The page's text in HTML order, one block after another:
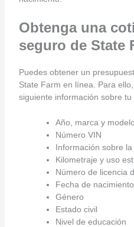
Obtenga una
seguro de State
Puedes obtener un
State Farm en línea. Para
siguiente información sobre
Año, marca y modelo
Número VIN
Información sobre
Kilometraje y uso
Número de licencia
Fecha de nacimiento
Género
Estado civil
Nivel de educación